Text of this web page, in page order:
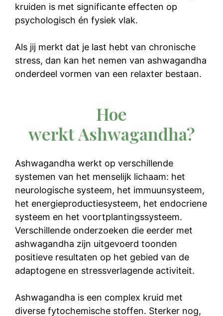
kruiden is met significante effecten op
psychologisch én fysiek vlak.
Als jij merkt dat je last hebt van chronische
stress, dan kan het nemen van ashwagandha
onderdeel vormen van een relaxter bestaan.
Hoe
werkt Ashwagandha?
Ashwagandha werkt op verschillende
systemen van het menselijk lichaam: het
neurologische systeem, het immuunsysteem,
het energieproductiesysteem, het endocriene
systeem en het voortplantingssysteem.
Verschillende onderzoeken die eerder met
ashwagandha zijn uitgevoerd toonden
positieve resultaten op het gebied van de
adaptogene en stressverlagende activiteit.
Ashwagandha is een complex kruid met
diverse fytochemische stoffen. Sterker nog,